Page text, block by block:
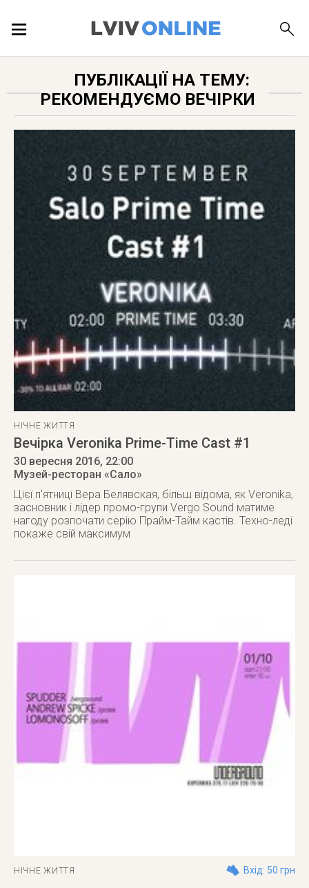
ЛОКАЦІЇ
ПУБЛІКАЦІЇ
ПУБЛІКАЦІЇ НА ТЕМУ:
РЕКОМЕНДУЄМО ВЕЧІРКИ
НІЧНЕ ЖИТТЯ
Вечірка Veronika Prime-Time Cast #1
30 вересня 2016, 22:00
Музей-ресторан «Сало»
Цієї п'ятниці Вера Белявская, більш відома, як Veronika,
засновник і лідер промо-групи Vergo Sound матиме
нагоду розпочати серію Прайм-Тайм кастів. Техно-леді
покаже свій максимум
НІЧНЕ ЖИТТЯ Вхід: 50 грн